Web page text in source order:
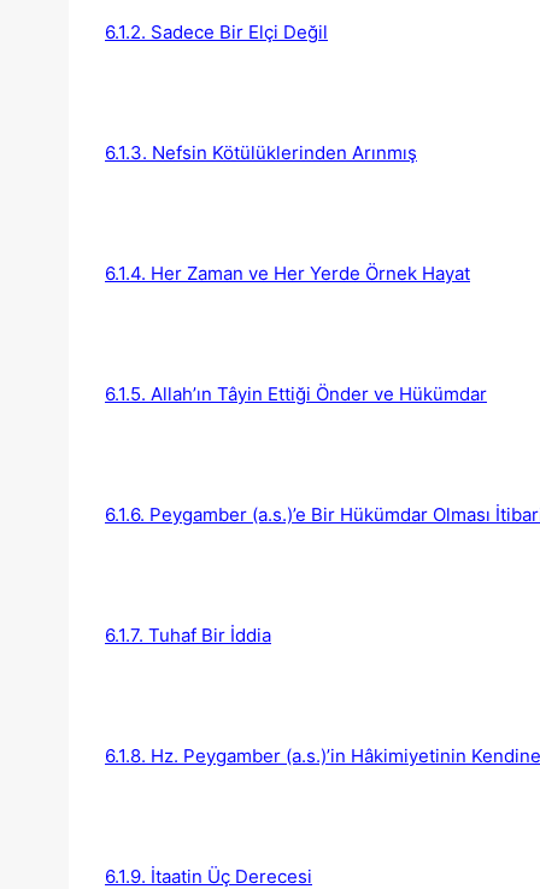
6.1.2. Sadece Bir Elçi Değil
6.1.3. Nefsin Kötülüklerinden Arınmış
6.1.4. Her Zaman ve Her Yerde Örnek Hayat
6.1.5. Allah’ın Tâyin Ettiği Önder ve Hükümdar
6.1.6. Peygamber (a.s.)’e Bir Hükümdar Olması
6.1.7. Tuhaf Bir İddia
6.1.8. Hz. Peygamber (a.s.)’in Hâkimiyetinin
6.1.9. İtaatin Üç Derecesi